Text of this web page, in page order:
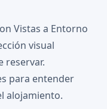
Vistas a Entorno
visual
reservar.
para entender
alojamiento.